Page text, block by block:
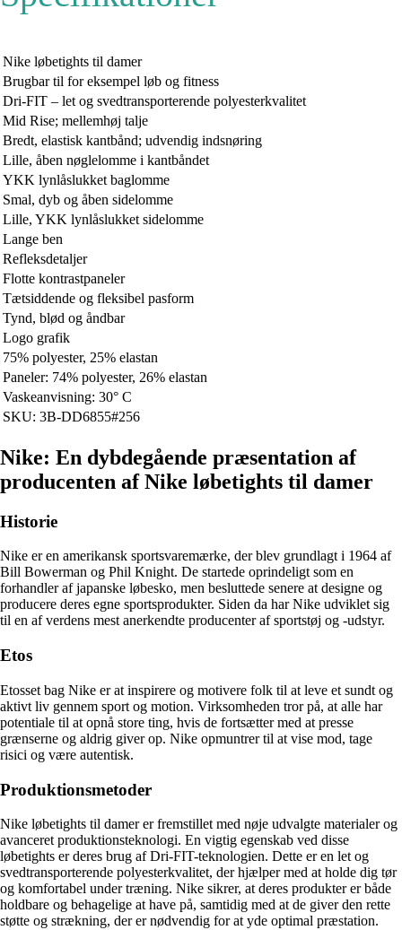
Nike løbetights til damer
Brugbar til for eksempel løb og fitness
Dri-FIT – let og svedtransporterende polyesterkvalitet
Mid Rise; mellemhøj talje
Bredt, elastisk kantbånd; udvendig indsnøring
Lille, åben nøglelomme i kantbåndet
YKK lynlåslukket baglomme
Smal, dyb og åben sidelomme
Lille, YKK lynlåslukket sidelomme
Lange ben
Refleksdetaljer
Flotte kontrastpaneler
Tætsiddende og fleksibel pasform
Tynd, blød og åndbar
Logo grafik
75% polyester, 25% elastan
Paneler: 74% polyester, 26% elastan
Vaskeanvisning: 30° C
SKU: 3B-DD6855#256
Nike: En dybdegående præsentation af
producenten af Nike løbetights til damer
Historie
Nike er en amerikansk sportsvaremærke, der blev grundlagt i 1964 af
Bill Bowerman og Phil Knight. De startede oprindeligt som en
forhandler af japanske løbesko, men besluttede senere at designe og
producere deres egne sportsprodukter. Siden da har Nike udviklet sig
til en af verdens mest anerkendte producenter af sportstøj og -udstyr.
Etos
Etosset bag Nike er at inspirere og motivere folk til at leve et sundt og
aktivt liv gennem sport og motion. Virksomheden tror på, at alle har
potentiale til at opnå store ting, hvis de fortsætter med at presse
grænserne og aldrig giver op. Nike opmuntrer til at vise mod, tage
risici og være autentisk.
Produktionsmetoder
Nike løbetights til damer er fremstillet med nøje udvalgte materialer og
avanceret produktionsteknologi. En vigtig egenskab ved disse
løbetights er deres brug af Dri-FIT-teknologien. Dette er en let og
svedtransporterende polyesterkvalitet, der hjælper med at holde dig tør
og komfortabel under træning. Nike sikrer, at deres produkter er både
holdbare og behagelige at have på, samtidig med at de giver den rette
støtte og strækning, der er nødvendig for at yde optimal præstation.